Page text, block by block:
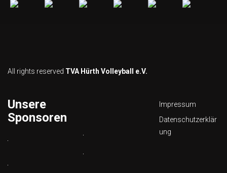
All rights reserved TVA Hürth Volleyball e.V.
Unsere
Sponsoren
Impressum
Datenschutzerklär
ung